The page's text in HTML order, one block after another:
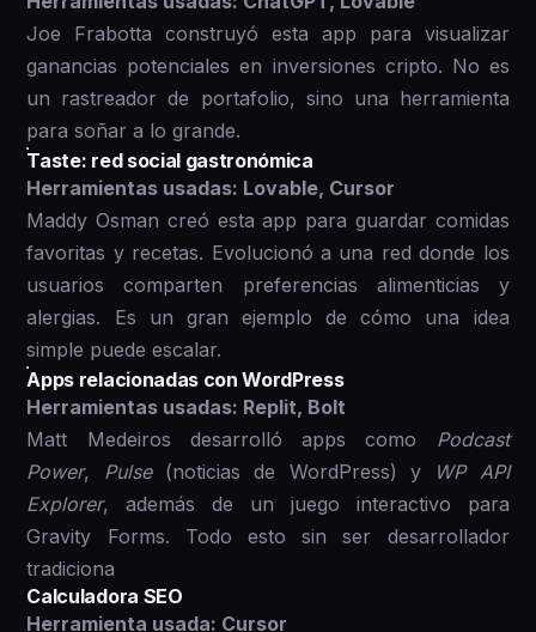
Joe Frabotta construyó esta app para visualizar
ganancias potenciales en inversiones cripto. No es
un rastreador de portafolio, sino una herramienta
para soñar a lo grande.
Taste: red social gastronómica
Herramientas usadas: Lovable, Cursor
Maddy Osman creó esta app para guardar comidas
favoritas y recetas. Evolucionó a una red donde los
usuarios comparten preferencias alimenticias y
alergias. Es un gran ejemplo de cómo una idea
simple puede escalar.
Apps relacionadas con WordPress
Herramientas usadas: Replit, Bolt
Matt Medeiros desarrolló apps como Podcast
Power, Pulse(noticias de WordPress) y
WP API
Explorer, además de un juego interactivo para
Gravity Forms. Todo esto sin ser desarrollador
tradiciona
Calculadora SEO
Herramienta usada: Cursor